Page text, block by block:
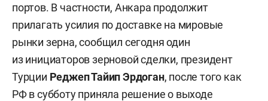
портов. В частности, Анкара продолжит
прилагать усилия по доставке на мировые
рынки зерна, сообщил сегодня один
из инициаторов зерновой сделки, президент
Турции Реджеп Тайип Эрдоган, после того как
РФ в субботу приняла решение о выходе